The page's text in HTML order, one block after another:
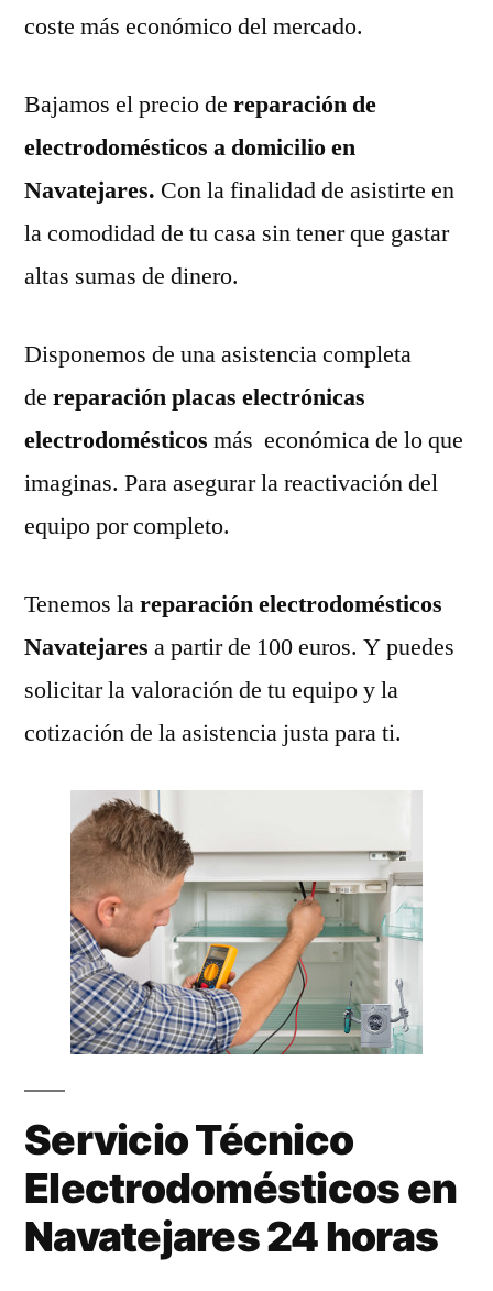
coste más económico del mercado.
Bajamos el precio de reparación de
electrodomésticos a domicilio en
Navatejares. Con la finalidad de asistirte en
la comodidad de tu casa sin tener que gastar
altas sumas de dinero.
Disponemos de una asistencia completa
de reparación placas electrónicas
electrodomésticos más económica de lo que
imaginas. Para asegurar la reactivación del
equipo por completo.
Tenemos lareparación electrodomésticos
Navatejares a partir de 100 euros. Y puedes
solicitar la valoración de tu equipo y la
cotización de la asistencia justa para ti.
Servicio Técnico
Electrodomésticos en
Navatejares 24 horas